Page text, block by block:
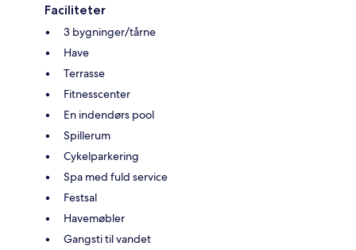
Faciliteter
3 bygninger/tårne
Have
Terrasse
Fitnesscenter
En indendørs pool
Spillerum
Cykelparkering
Spa med fuld service
Festsal
Havemøbler
Gangsti til vandet